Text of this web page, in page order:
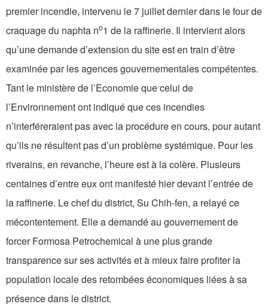
premier incendie, intervenu le 7 juillet dernier dans le four de
craquage du naphta no1 de la raffinerie. Il intervient alors
qu’une demande d’extension du site est en train d’être
examinée par les agences gouvernementales compétentes.
Tant le ministère de l’Economie que celui de
l’Environnement ont indiqué que ces incendies
n’interféreraient pas avec la procédure en cours, pour autant
qu’ils ne résultent pas d’un problème systémique. Pour les
riverains, en revanche, l’heure est à la colère. Plusieurs
centaines d’entre eux ont manifesté hier devant l’entrée de
la raffinerie. Le chef du district, Su Chih-fen, a relayé ce
mécontentement. Elle a demandé au gouvernement de
forcer Formosa Petrochemical à une plus grande
transparence sur ses activités et à mieux faire profiter la
population locale des retombées économiques liées à sa
présence dans le district.